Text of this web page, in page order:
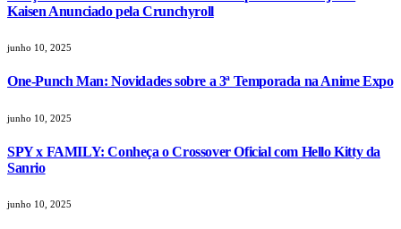
Kaisen Anunciado pela Crunchyroll
junho 10, 2025
One-Punch Man: Novidades sobre a 3ª Temporada na Anime Expo
junho 10, 2025
SPY x FAMILY: Conheça o Crossover Oficial com Hello Kitty da
Sanrio
junho 10, 2025